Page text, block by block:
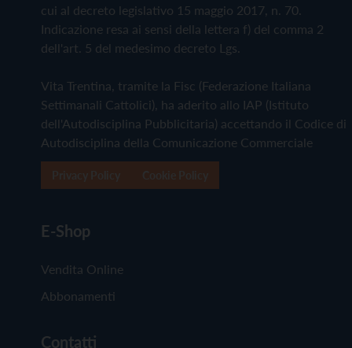
cui al decreto legislativo 15 maggio 2017, n. 70.
Indicazione resa ai sensi della lettera f) del comma 2
dell'art. 5 del medesimo decreto Lgs.
Vita Trentina, tramite la Fisc (Federazione Italiana
Settimanali Cattolici), ha aderito allo IAP (Istituto
dell'Autodisciplina Pubblicitaria) accettando il Codice di
Autodisciplina della Comunicazione Commerciale
E-Shop
Vendita Online
Abbonamenti
Contatti